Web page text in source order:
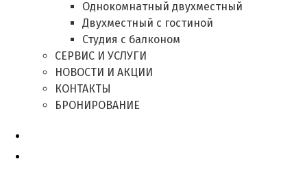
Однокомнатный двухместный
Двухместный с гостиной
Студия с балконом
СЕРВИС И УСЛУГИ
НОВОСТИ И АКЦИИ
КОНТАКТЫ
БРОНИРОВАНИЕ